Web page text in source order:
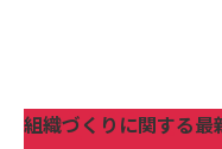
組織づくりに関する最